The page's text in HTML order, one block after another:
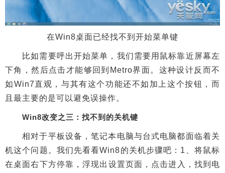
在Win8桌面已经找不到开始菜单键
比如需要呼出开始菜单，我们需要用鼠标靠近屏幕左
下角，然后点击才能够回到Metro界面。这种设计反而不
如Win7直观，与其有这个功能还不如加上这个按钮，而
且最主要的是可以避免误操作。
Win8改变之三：找不到的关机键
相对于平板设备，笔记本电脑与台式电脑都面临着关
机这个问题。我们先看看Win8的关机步骤吧：1、将鼠标
在桌面右下方停靠，浮现出设置页面，点击进入，找到电